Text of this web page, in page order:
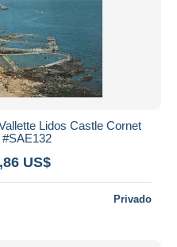
Lidos Castle Cornet
US$
Privado